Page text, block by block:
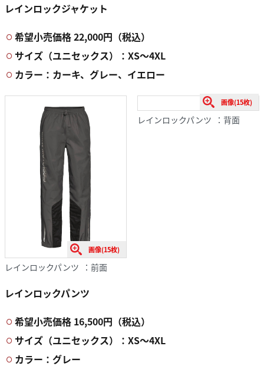
レインロックジャケット
希望小売価格22,000円（税込）
サイズ（ユニセックス）：XS〜4XL
カラー：カーキ、グレー、イエロー
画像(15枚)
レインロックパンツ ：前面
画像(15枚)
レインロックパンツ ：背面
レインロックパンツ
希望小売価格 16,500円（税込）
サイズ（ユニセックス）：XS〜4XL
カラー：グレー